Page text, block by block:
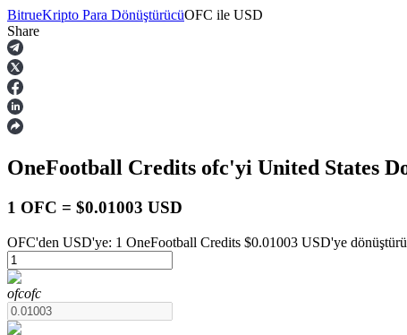
Vadeli İşlemler
USDT Vadeli İşlemleri
Teminat olarak USDT kullanan vadeli işlemler
BitrueKripto Para DönüştürücüOFC ile USD
Share
OneFootball Credits ofc'yi United States
1 OFC = $0.01003 USD
OFC'den USD'ye: 1 OneFootball Credits $0.01003 USD'ye
ofcofc